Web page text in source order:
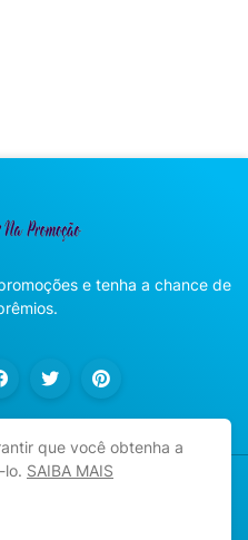
e tenha a chance de
que você obtenha a
lo. SAIBA MAIS